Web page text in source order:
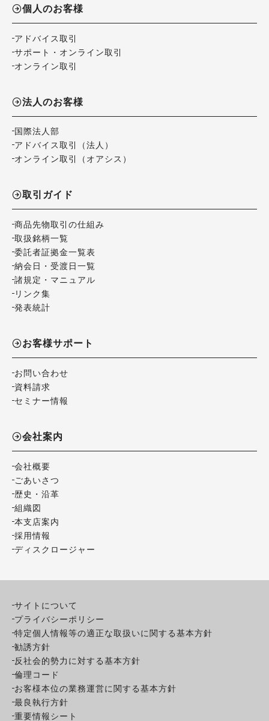
個人のお客様
アドバイス取引
サポート・オンライン取引
オンライン取引
法人のお客様
国際法人部
アドバイス取引（法人）
オンライン取引（オアシス）
取引ガイド
商品先物取引の仕組み
取扱銘柄一覧
委託者証拠金一覧表
納会日・受渡日一覧
諸規定・マニュアル
リンク集
発表統計
お客様サポート
お問い合わせ
資料請求
セミナー情報
会社案内
会社概要
ごあいさつ
歴史・沿革
組織図
本支店案内
採用情報
ディスクロージャー
サイトについて
プライバシーポリシー
特定個人情報等の適正な取扱いに関する基本方針
勧誘方針
反社会的勢力に対する基本方針
倫理コード
お客様本位の業務運営に関する基本方針
最良執行方針
重要情報シート